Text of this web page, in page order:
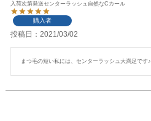
入荷次第発送センターラッシュ自然なCカール
購入者
投稿日 2021/03/02
まつ毛の短い私には、センターラッシュ大満足です♪